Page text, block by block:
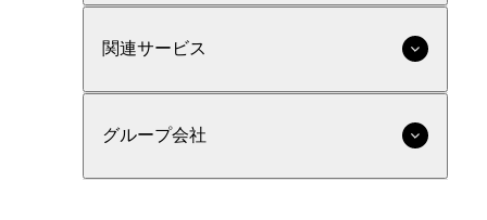
関連サービス
グループ会社